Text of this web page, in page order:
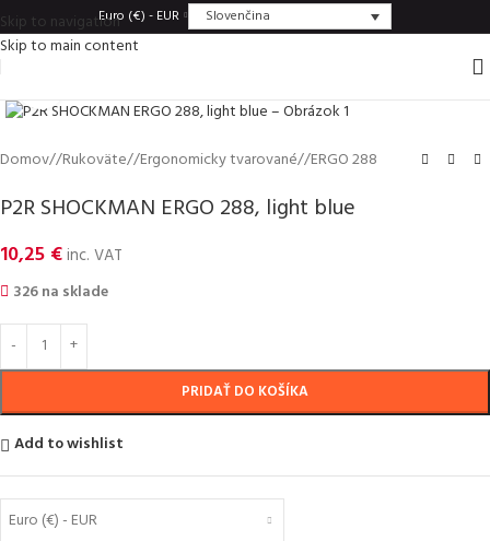
Skip to navigation
Skip to main content
Euro (€) - EUR Slovenčina
Domov/ Rukoväte/ Ergonomicky tvarované/ ERGO 288
P2R SHOCKMAN ERGO 288, light blue
10,25 €inc. VAT
326 na sklade
PRIDAŤ DO KOŠÍKA
Add to wishlist
Euro (€) - EUR